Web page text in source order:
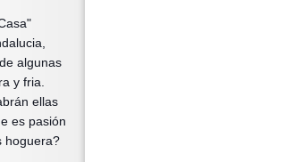
algunas
y fria.
ellas
es pasión
hoguera?